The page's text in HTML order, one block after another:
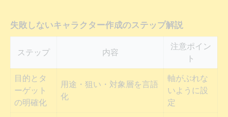
失敗しないキャラクター作成のステップ解説
ステップ 内容
注意ポイン
ト
目的とタ
ーゲット
の明確化
用途・狙い・対象層を言語
化
軸がぶれな
いように設
定